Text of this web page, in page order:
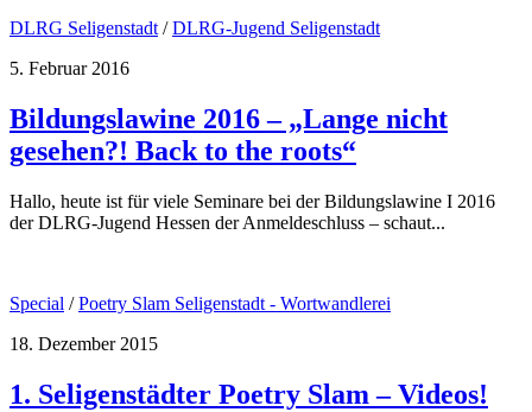
DLRG Seligenstadt /DLRG-Jugend Seligenstadt
5. Februar 2016
Bildungslawine 2016 – „Lange nicht
gesehen?! Back to the roots“
Hallo, heute ist für viele Seminare bei der Bildungslawine I 2016
der DLRG-Jugend Hessen der Anmeldeschluss – schaut...
Special /Poetry Slam Seligenstadt - Wortwandlerei
18. Dezember 2015
1. Seligenstädter Poetry Slam – Videos!